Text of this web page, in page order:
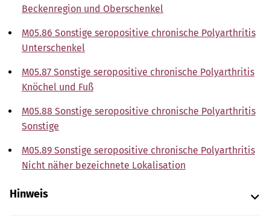
Beckenregion und Oberschenkel
M05.86 Sonstige seropositive chronische Polyarthritis
Unterschenkel
M05.87 Sonstige seropositive chronische Polyarthritis
Knöchel und Fuß
M05.88 Sonstige seropositive chronische Polyarthritis
Sonstige
M05.89 Sonstige seropositive chronische Polyarthritis
Nicht näher bezeichnete Lokalisation
Hinweis